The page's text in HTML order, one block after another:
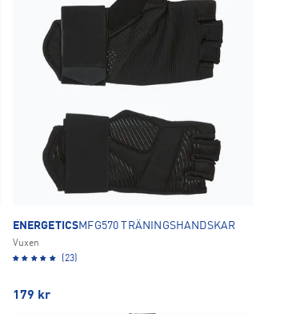
ENERGETICSMFG570 TRÄNINGSHANDSKAR
Vuxen
(23)
179 kr